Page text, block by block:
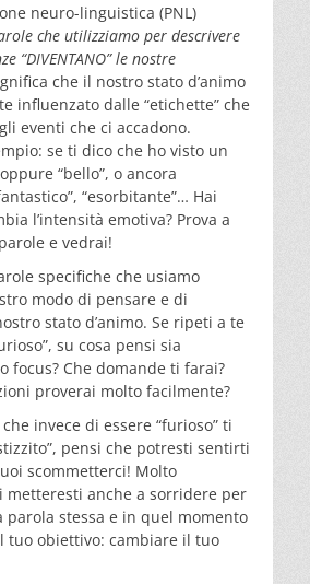
neuro-linguistica (PNL)
che utilizziamo per descrivere
“DIVENTANO” le nostre
che il nostro stato d’animo
influenzato dalle “etichette” che
eventi che ci accadono.
se ti dico che ho visto un
“bello”, o ancora
“esorbitante”… Hai
l’intensità emotiva? Prova a
e vedrai!
specifiche che usiamo
modo di pensare e di
stato d’animo. Se ripeti a te
su cosa pensi sia
focus? Che domande ti farai?
proverai molto facilmente?
invece di essere “furioso” ti
pensi che potresti sentirti
scommetterci! Molto
metteresti anche a sorridere per
stessa e in quel momento
tuo obiettivo: cambiare il tuo